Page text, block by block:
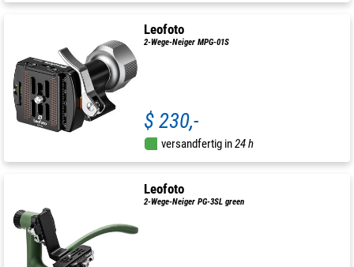
Leofoto
2-Wege-Neiger MPG-01S
$ 230,-
versandfertig in24 h
Leofoto
2-Wege-Neiger PG-3SL green